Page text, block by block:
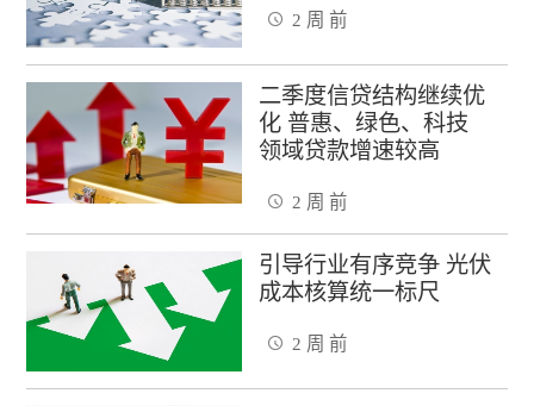
2 周 前
二季度信贷结构继续优
化 普惠、绿色、科技
领域贷款增速较高
2 周 前
引导行业有序竞争 光伏
成本核算统一标尺
2 周 前